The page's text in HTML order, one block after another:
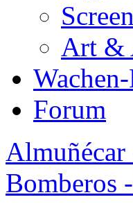
Art &
Forum
Bomberos